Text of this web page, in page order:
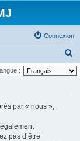
Connexion
e
:
par « nous »,
pas d’être